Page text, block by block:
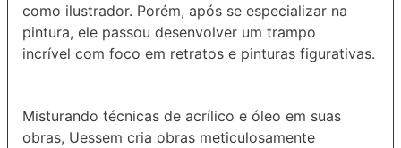
como ilustrador. Porém, após se especializar na
pintura, ele passou desenvolver um trampo
incrível com foco em retratos e pinturas figurativas.
Misturando técnicas de acrílico e óleo em suas
obras, Uessem cria obras meticulosamente